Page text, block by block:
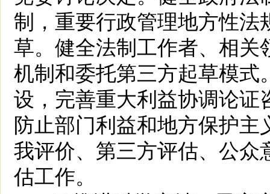
制，重要行政管理地方性
草。健全法制工作者、相
机制和委托第三方起草模
设，完善重大利益协调论
防止部门利益和地方保护
我评价、第三方评估、公
估工作。